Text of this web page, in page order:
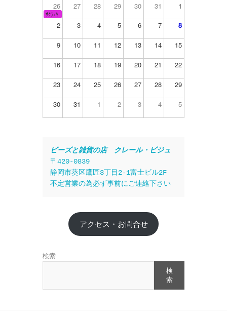
26 27 28 29 30 31 1
ｻｸﾗﾉｷ
2 3 4 5 6 7 8
9 10 11 12 13 14 15
16 17 18 19 20 21 22
23 24 25 26 27 28 29
30 31 1 2 3 4 5
ビーズと雑貨の店　クレール・ビジュ
〒420-0839
静岡市葵区鷹匠3丁目2-1富士ビル2F
不定営業の為必ず事前にご連絡下さい
アクセス・お問合せ
検索
検
索